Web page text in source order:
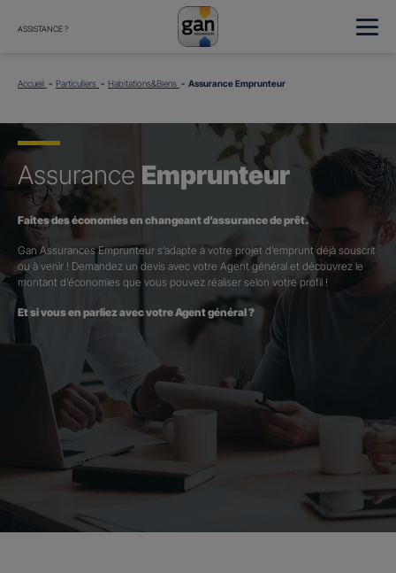
ASSISTANCE ?
Accueil Particuliers Habitations&Biens Assurance Emprunteur
Assurance Emprunteur
Faites des économies en changeant d’assurance de prêt.
Gan Assurances Emprunteur s’adapte à votre projet d’emprunt déjà souscrit
ou à venir ! Demandez un devis avec votre Agent général et découvrez le
montant d’économies que vous pouvez réaliser selon votre profil !
Et si vous en parliez avec votre Agent général ?